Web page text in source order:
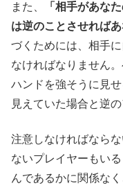
また、
「相手があな
は逆のことさせればあ
づくためには、相手
なければなりません
ハンドを強そうに見
見えていた場合と逆
注意しなければなら
ないプレイヤーもい
んであるかに関係な